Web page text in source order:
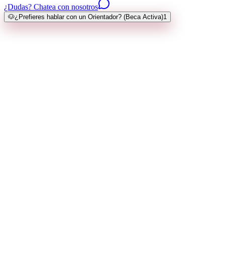
¿Dudas? Chatea con nosotros
🐶¿Prefieres hablar con un Orientador? (Beca Activa)1